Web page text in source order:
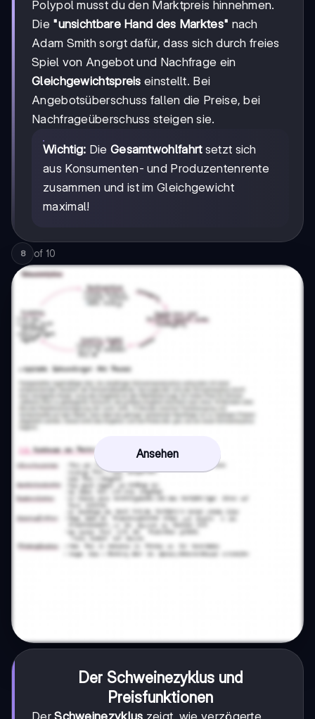
Polypol musst du den Marktpreis hinnehmen.
Die "unsichtbare Hand des Marktes" nach
Adam Smith sorgt dafür, dass sich durch freies
Spiel von Angebot und Nachfrage ein
Gleichgewichtspreis einstellt. Bei
Angebotsüberschuss fallen die Preise, bei
Nachfrageüberschuss steigen sie.
Wichtig: Die Gesamtwohlfahrtsetzt sich
aus Konsumenten- und Produzentenrente
zusammen und ist im Gleichgewicht
maximal!
8 of 10
Ansehen
Der Schweinezyklus und
Preisfunktionen
DerSchweinezyklus zeigt, wie verzögerte